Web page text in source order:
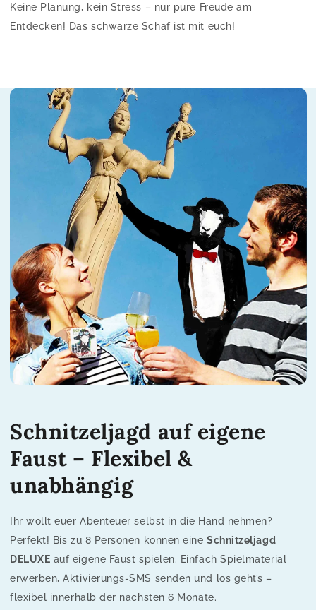
Keine Planung, kein Stress – nur pure Freude am
Entdecken! Das schwarze Schaf ist mit euch!
Schnitzeljagd auf eigene
Faust – Flexibel &
unabhängig
Ihr wollt euer Abenteuer selbst in die Hand nehmen?
Perfekt! Bis zu 8 Personen können eine Schnitzeljagd
DELUXEauf eigene Faust spielen. Einfach Spielmaterial
erwerben, Aktivierungs-SMS senden und los geht’s –
flexibel innerhalb der nächsten 6 Monate.